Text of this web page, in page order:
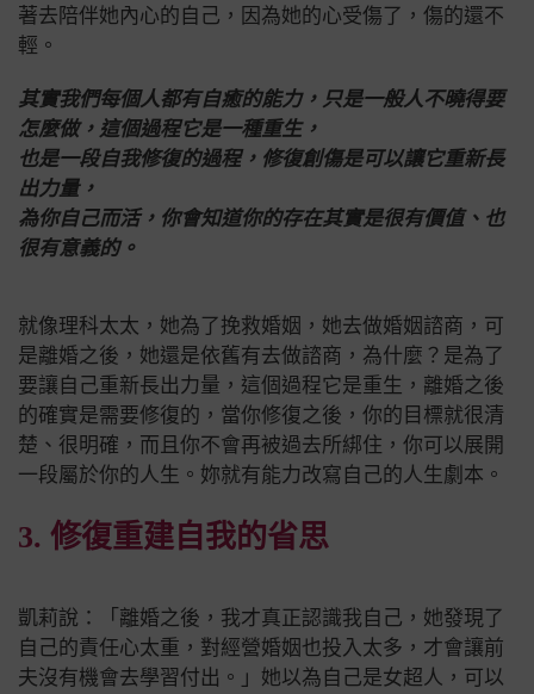
著去陪伴她內心的自己，因為她的心受傷了，傷的還不
輕。
其實我們每個人都有自癒的能力，只是一般人不曉得要
怎麼做，這個過程它是一種重生，
也是一段自我修復的過程，修復創傷是可以讓它重新長
出力量，
為你自己而活，你會知道你的存在其實是很有價值、也
很有意義的。
就像理科太太，她為了挽救婚姻，她去做婚姻諮商，可
是離婚之後，她還是依舊有去做諮商，為什麼？ 是為了
要讓自己重新長出力量，這個過程它是重生， 離婚之後
的確實是需要修復的，當你修復之後，你的目標就很清
楚、很明確，而且你不會再被過去所綁住，你可以展開
一段屬於你的人生。妳就有能力改寫自己的人生劇本。
3. 修復重建自我的省思
凱莉說：「離婚之後，我才真正認識我自己，她發現了
自己的責任心太重，對經營婚姻也投入太多，才會讓前
夫沒有機會去學習付出。」 她以為自己是女超人，可以